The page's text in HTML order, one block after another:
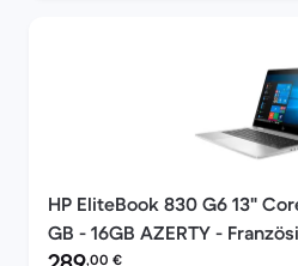
HP EliteBook 830 G6 13"
GB - 16GB AZERTY -
Preis des erneuerten Produkts:
,00 €